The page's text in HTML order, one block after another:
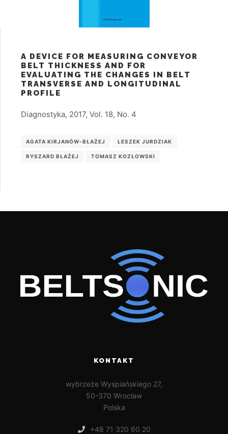
A DEVICE FOR MEASURING CONVEYOR
BELT THICKNESS AND FOR
EVALUATING THE CHANGES IN BELT
TRANSVERSE AND LONGITUDINAL
PROFILE
Diagnostyka, 2017, Vol. 18, No. 4
AGATA KIRJANÓW-BŁAŻEJ LESZEK JURDZIAK
RYSZARD BŁAŻEJ TOMASZ KOZŁOWSKI
KONTAKT
wybrzeże Wyspiańskiego 27,
50-370 Wrocław
Polska
+48 71 320 60 20